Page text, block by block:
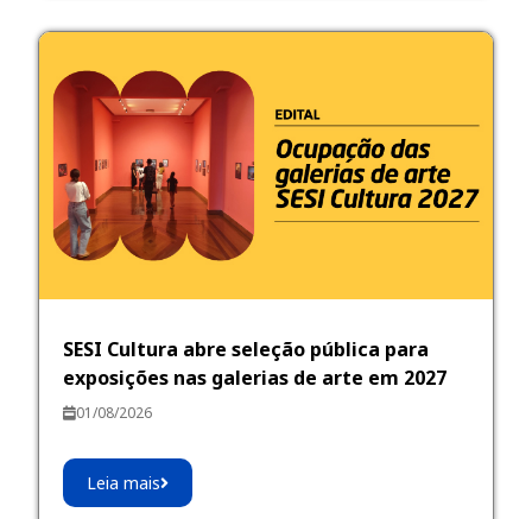
SESI Cultura abre seleção pública para
exposições nas galerias de arte em 2027
01/08/2026
Leia mais